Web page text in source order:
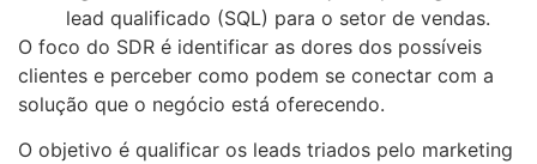
lead qualificado (SQL) para o setor de vendas.
O foco do SDR é identificar as dores dos possíveis
clientes e perceber como podem se conectar com a
solução que o negócio está oferecendo.
O objetivo é qualificar os leads triados pelo marketing